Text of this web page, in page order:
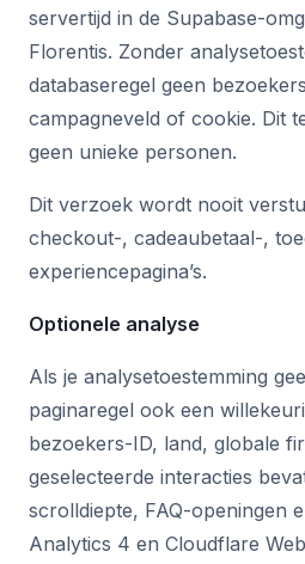
servertijd in de Supabase-
Florentis. Zonder
databaseregel geen
campagneveld of cookie. Dit
geen unieke personen.
Dit verzoek wordt nooit
checkout-, cadeaubetaal-,
experiencepagina’s.
Optionele analyse
Als je analysetoestemming
paginaregel ook een
bezoekers-ID, land, globale
geselecteerde interacties
scrolldiepte, FAQ-openingen
Analytics 4 en Cloudflare